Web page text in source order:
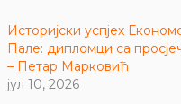
Историјски успјех
Пале: дипломци са
– Петар Марковић
јул 10, 2026